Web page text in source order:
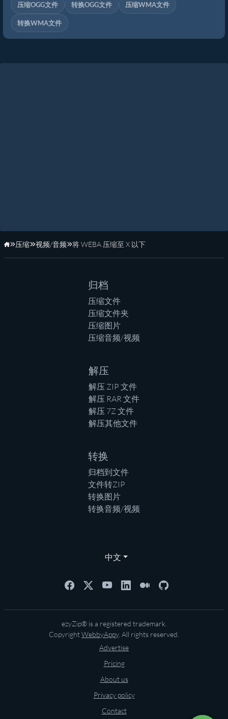
压缩OGG文件 转换OGG文件 压缩WMA文件
转换WMA文件
主页
压缩 视频/音频 将 WEBA 压缩至 X 以下
归档
压缩文件
压缩文件夹
压缩图片
压缩音频/视频
解压
解压 ZIP 文件
解压 RAR 文件
解压 7Z 文件
解压其他文件
转换
归档到文件
文件转ZIP
转换图片
转换音频/视频
中文
ezyZip® is a registered trademark.
CopyrightWebbyAppy. All rights reserved.
Advertise
Pricing
About us
Privacy policy
Contact